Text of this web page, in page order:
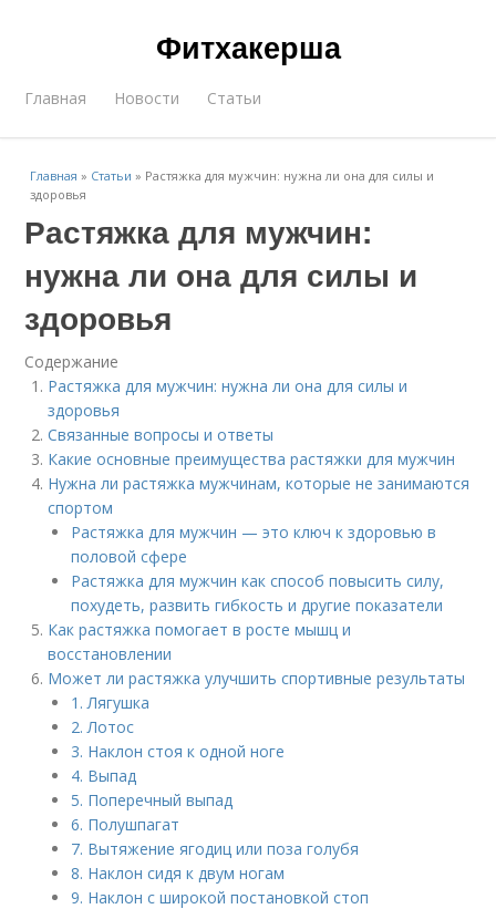
Фитхакерша
Главная Новости Статьи
Главная » Статьи » Растяжка для мужчин: нужна ли она для силы и
здоровья
Растяжка для мужчин:
нужна ли она для силы и
здоровья
Содержание
Растяжка для мужчин: нужна ли она для силы и
здоровья
Связанные вопросы и ответы
Какие основные преимущества растяжки для мужчин
Нужна ли растяжка мужчинам, которые не занимаются
спортом
Растяжка для мужчин — это ключ к здоровью в
половой сфере
Растяжка для мужчин как способ повысить силу,
похудеть, развить гибкость и другие показатели
Как растяжка помогает в росте мышц и
восстановлении
Может ли растяжка улучшить спортивные результаты
1. Лягушка
2. Лотос
3. Наклон стоя к одной ноге
4. Выпад
5. Поперечный выпад
6. Полушпагат
7. Вытяжение ягодиц или поза голубя
8. Наклон сидя к двум ногам
9. Наклон с широкой постановкой стоп